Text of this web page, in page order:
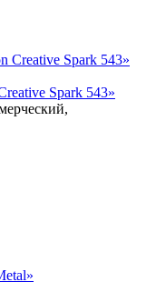
Spark 543»